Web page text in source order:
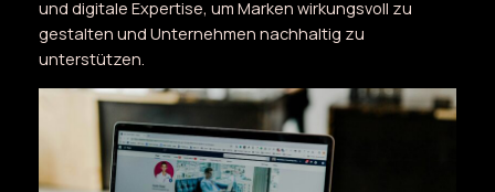
und digitale Expertise, um Marken wirkungsvoll zu
gestalten und Unternehmen nachhaltig zu
unterstützen.